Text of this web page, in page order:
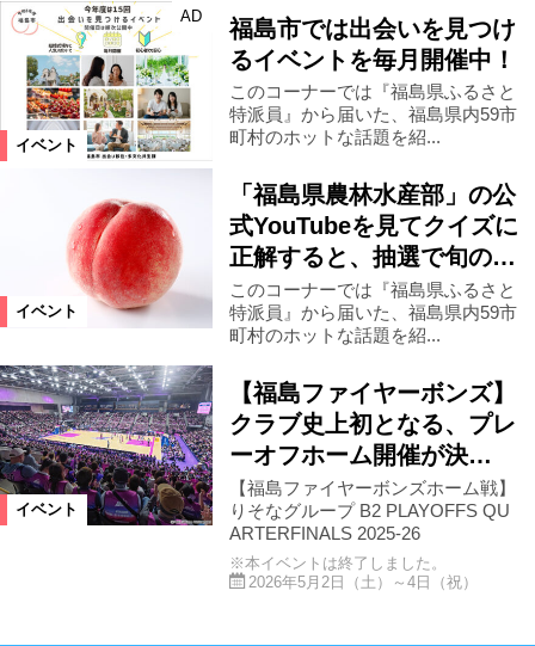
イベント
AD
福島市では出会いを見つけ
るイベントを毎月開催中！
このコーナーでは『福島県ふるさと
特派員』から届いた、福島県内59市
町村のホットな話題を紹...
イベント
「福島県農林水産部」の公
式YouTubeを見てクイズに
正解すると、抽選で旬の…
このコーナーでは『福島県ふるさと
特派員』から届いた、福島県内59市
町村のホットな話題を紹...
イベント
【福島ファイヤーボンズ】
クラブ史上初となる、プレ
ーオフホーム開催が決…
【福島ファイヤーボンズホーム戦】
りそなグループ B2 PLAYOFFS QU
ARTERFINALS 2025-26
※本イベントは終了しました。
2026年5月2日（土）～4日（祝）